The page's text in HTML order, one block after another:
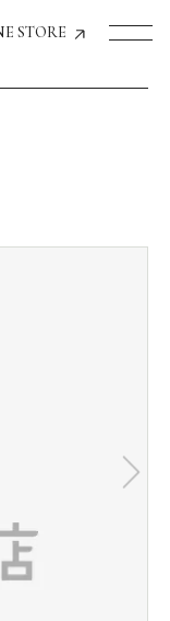
STORE